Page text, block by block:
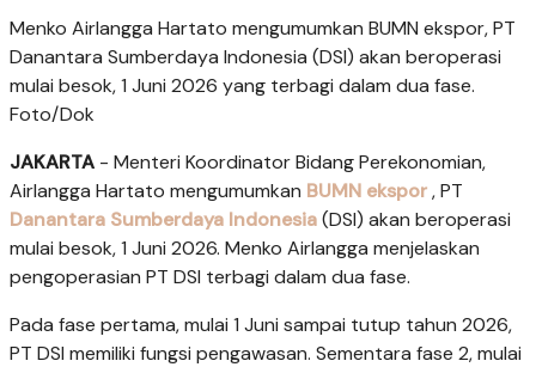
Menko Airlangga Hartato mengumumkan BUMN ekspor, PT
Danantara Sumberdaya Indonesia (DSI) akan beroperasi
mulai besok, 1 Juni 2026 yang terbagi dalam dua fase.
Foto/Dok
JAKARTA - Menteri Koordinator Bidang Perekonomian,
Airlangga Hartato mengumumkan BUMN ekspor, PT
Danantara Sumberdaya Indonesia(DSI) akan beroperasi
mulai besok, 1 Juni 2026. Menko Airlangga menjelaskan
pengoperasian PT DSI terbagi dalam dua fase.
Pada fase pertama, mulai 1 Juni sampai tutup tahun 2026,
PT DSI memiliki fungsi pengawasan. Sementara fase 2, mulai